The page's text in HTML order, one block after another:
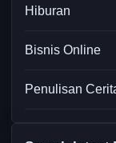
Hiburan
Bisnis Online
Penulisan